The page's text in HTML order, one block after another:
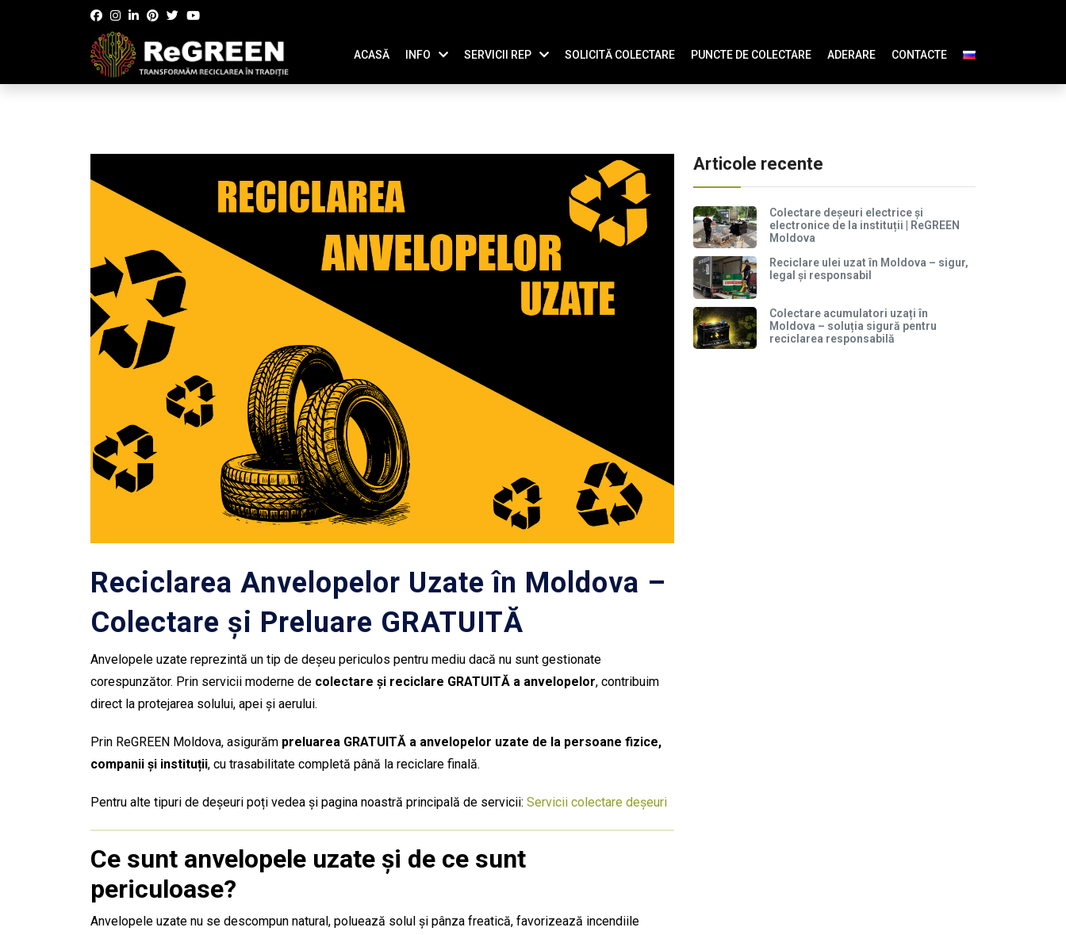
ACASĂ INFO SERVICII REP SOLICITĂ COLECTARE PUNCTE DE COLECTARE ADERARE CONTACTE
Reciclarea Anvelopelor Uzate în Moldova –
Colectare și Preluare GRATUITĂ
Anvelopele uzate reprezintă un tip de deșeu periculos pentru mediu dacă nu sunt gestionate
corespunzător. Prin servicii moderne de colectare și reciclare GRATUITĂ a anvelopelor, contribuim
direct la protejarea solului, apei și aerului.
Prin ReGREEN Moldova, asigurăm preluarea GRATUITĂ a anvelopelor uzate de la persoane fizice,
companii și instituții, cu trasabilitate completă până la reciclare finală.
Pentru alte tipuri de deșeuri poți vedea și pagina noastră principală de servicii: Servicii colectare deșeuri
Ce sunt anvelopele uzate și de ce sunt
periculoase?
Anvelopele uzate nu se descompun natural, poluează solul și pânza freatică, favorizează incendiile
Articole recente
Colectare deșeuri electrice și
electronice de la instituții | ReGREEN
Moldova
Reciclare ulei uzat în Moldova – sigur,
legal și responsabil
Colectare acumulatori uzați în
Moldova – soluția sigură pentru
reciclarea responsabilă